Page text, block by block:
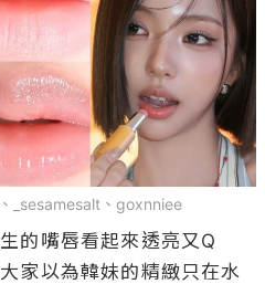
_sesamesalt、goxnniee
的嘴唇看起來透亮又Q
家以為韓妹的精緻只在水